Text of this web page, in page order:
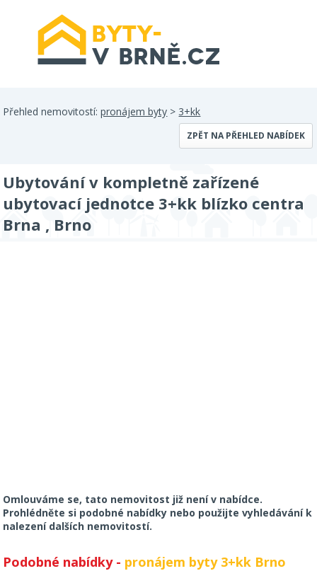
Přehled nemovitostí:pronájem byty > 3+kk
ZPĚT NA PŘEHLED NABÍDEK
Ubytování v kompletně zařízené
ubytovací jednotce 3+kk blízko centra
Brna , Brno
Omlouváme se, tato nemovitost již není v nabídce.
Prohlédněte si podobné nabídky nebo použijte vyhledávání k
nalezení dalších nemovitostí.
Podobné nabídky - pronájem byty 3+kk Brno